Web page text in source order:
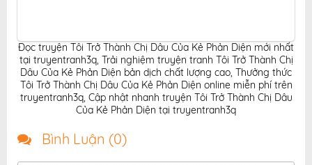
Đọc truyện Tôi Trở Thành Chị Dâu Của Kẻ Phản Diện mới nhất
tại truyentranh3q, Trải nghiệm truyện tranh Tôi Trở Thành Chị
Dâu Của Kẻ Phản Diện bản dịch chất lượng cao, Thưởng thức
Tôi Trở Thành Chị Dâu Của Kẻ Phản Diện online miễn phí trên
truyentranh3q, Cập nhật nhanh truyện Tôi Trở Thành Chị Dâu
Của Kẻ Phản Diện tại truyentranh3q
Bình Luận (0)